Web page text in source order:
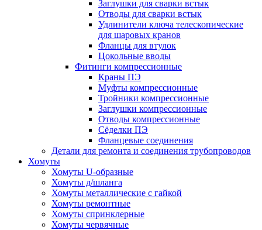
Заглушки для сварки встык
Отводы для сварки встык
Удлинители ключа телескопические
для шаровых кранов
Фланцы для втулок
Цокольные вводы
Фитинги компрессионные
Краны ПЭ
Муфты компрессионные
Тройники компрессионные
Заглушки компрессионные
Отводы компрессионные
Сёделки ПЭ
Фланцевые соединения
Детали для ремонта и соединения трубопроводов
Хомуты
Хомуты U-образные
Хомуты д/шланга
Хомуты металлические с гайкой
Хомуты ремонтные
Хомуты спринклерные
Хомуты червячные